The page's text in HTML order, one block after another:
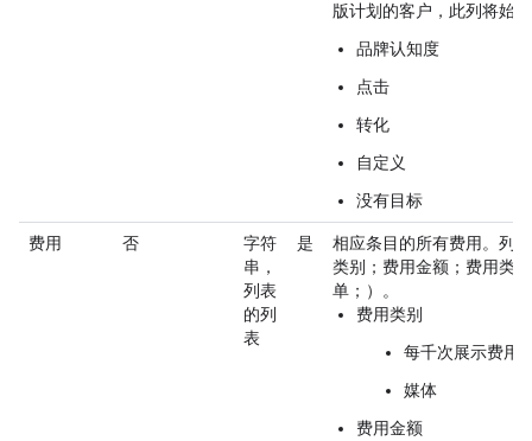
版计划的客户，此列将始
品牌认知度
点击
转化
自定义
没有目标
费用 否
字符
串，
列表
的列
表
是
相应条目的所有费用。列
类别；费用金额；费用类
单；）。
费用类别
每千次展示费用
媒体
费用金额